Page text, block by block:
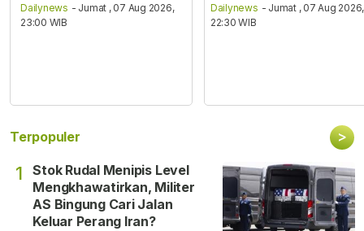
Dailynews - Jumat , 07 Aug 2026,
23:00 WIB
Dailynews - Jumat , 07 Aug 2026,
22:30 WIB
Terpopuler >
1
Stok Rudal Menipis Level
Mengkhawatirkan, Militer
AS Bingung Cari Jalan
Keluar Perang Iran?